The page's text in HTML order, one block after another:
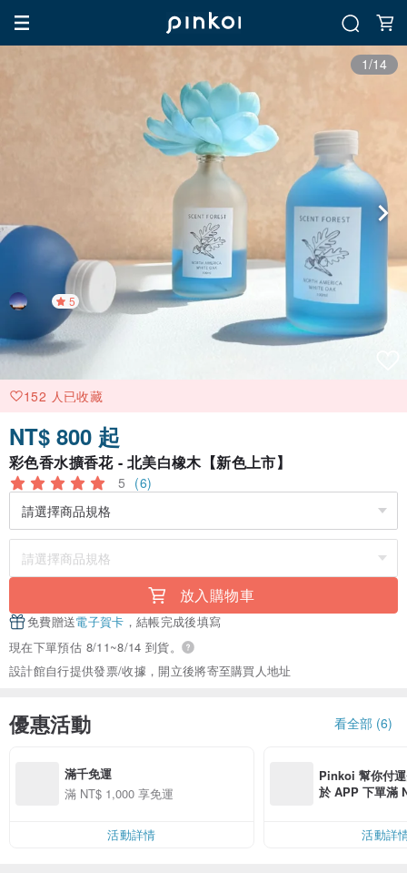
1/14
5
152 人已收藏
NT$ 800 起
彩色香水擴香花 - 北美白橡木【新色上市】
5 (6)
放入購物車
免費贈送電子賀卡 ，結帳完成後填寫
現在下單預估 8/11~8/14 到貨。
設計館自行提供發票/收據，開立後將寄至購買人地址
優惠活動 看全部 (6)
滿千免運
滿 NT$ 1,000 享免運
活動詳情
Pinkoi 幫你付
於 APP 下單滿
活動詳